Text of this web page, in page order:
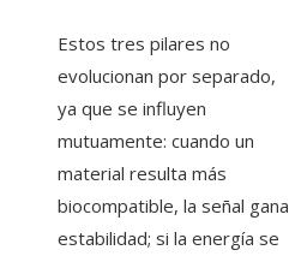
Estos tres pilares no
evolucionan por separado,
ya que se influyen
mutuamente: cuando un
material resulta más
biocompatible, la señal gana
estabilidad; si la energía se